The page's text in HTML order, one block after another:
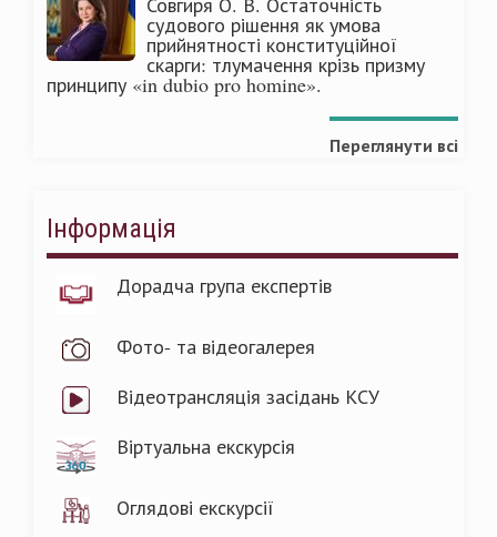
судового рішення як умова
прийнятності конституційної
скарги: тлумачення крізь призму
принципу «in dubio pro homine».
Переглянути всі
Інформація
Дорадча група експертів
Фото- та відеогалерея
Відеотрансляція засідань КСУ
Віртуальна екскурсія
Оглядові екскурсії